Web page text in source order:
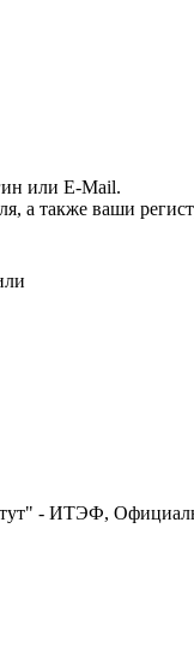
или E-Mail.
а также ваши
- ИТЭФ,